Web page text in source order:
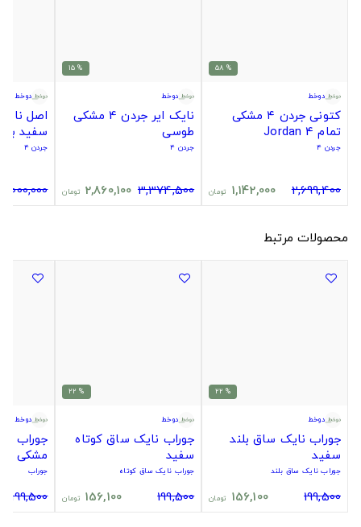
% 58
دوخط
کتونی جردن ۴ مشکی
تمام Jordan 4
جردن ۴
2,699,400
1,142,000 تومان
% 15
دوخط
نایک ایر جردن 4 مشکی
طوسی
جردن ۴
3,374,500
2,860,100 تومان
دوخط
سفید
جردن ۴
محصولات مرتبط
% 22
دوخط
جوراب نایک ساق بلند
سفید
جوراب نایک ساق بلند
199,500
156,100 تومان
% 22
دوخط
جوراب نایک ساق کوتاه
سفید
جوراب نایک ساق کوتاه
199,500
156,100 تومان
دوخط
جوراب
مشکی
جوراب
199,500